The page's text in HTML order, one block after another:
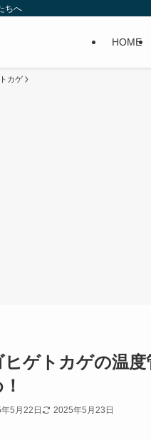
ちへ
HOME
カゲ
ゲトカゲの温
5月22日 2025年5月23日